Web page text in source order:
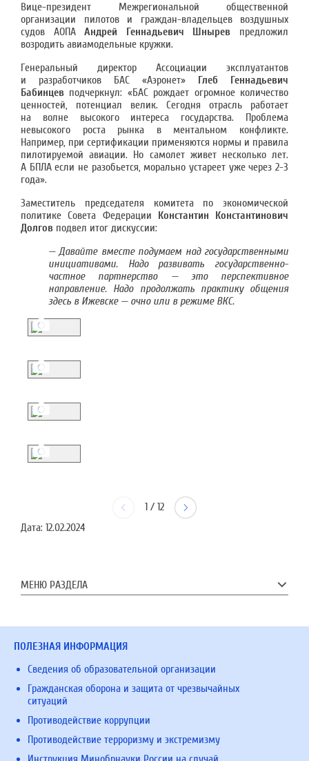
Вице-президент Межрегиональной общественной
организации пилотов и граждан-владельцев воздушных
судов АОПААндрей Геннадьевич Шнырев предложил
возродить авиамодельные кружки.
Генеральный директор Ассоциации эксплуатантов
и разработчиков БАС «Аэронет» Глеб Геннадьевич
Бабинцев подчеркнул: «БАС рождает огромное количество
ценностей, потенциал велик. Сегодня отрасль работает
на волне высокого интереса государства. Проблема
невысокого роста рынка в ментальном конфликте.
Например, при сертификации применяются нормы и правила
пилотируемой авиации. Но самолет живет несколько лет.
А БПЛА если не разобьется, морально устареет уже через 2-3
года».
Заместитель председателя комитета по экономической
политике Совета Федерации Константин Константинович
Долгов подвел итог дискуссии:
— Давайте вместе подумаем над государственными
инициативами. Надо развивать государственно-
частное партнерство — это перспективное
направление. Надо продолжать практику общения
здесь в Ижевске — очно или в режиме ВКС.
1 / 12
Дата: 12.02.2024
МЕНЮ РАЗДЕЛА
ПОЛЕЗНАЯ ИНФОРМАЦИЯ
Сведения об образовательной организации
Гражданская оборона и защита от чрезвычайных
ситуаций
Противодействие коррупции
Противодействие терроризму и экстремизму